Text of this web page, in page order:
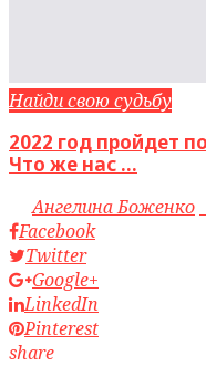
Найди свою судьбу
2022 год пройдет
Что же нас ...
byАнгелина Боженко
Facebook
Twitter
Google+
LinkedIn
Pinterest
share